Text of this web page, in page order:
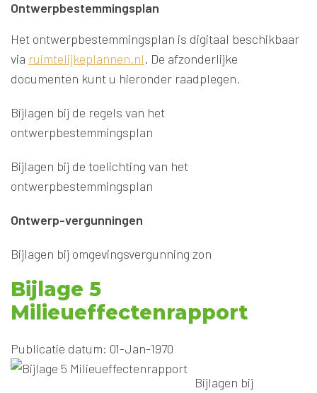
Ontwerpbestemmingsplan
Het ontwerpbestemmingsplan is digitaal beschikbaar
via ruimtelijkeplannen.nl. De afzonderlijke
documenten kunt u hieronder raadplegen.
Bijlagen bij de regels van het
ontwerpbestemmingsplan
Bijlagen bij de toelichting van het
ontwerpbestemmingsplan
Ontwerp-vergunningen
Bijlagen bij omgevingsvergunning zon
Bijlage 5
Milieueffectenrapport
Publicatie datum: 01-Jan-1970
Bijlagen bij